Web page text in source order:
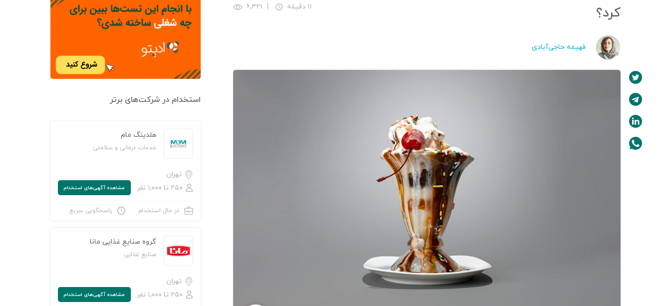
کرد؟
۱۱ دقیقه | ۶,۴۲۱
فهیمه حاجی‌آبادی
استخدام در شرکت‌های برتر
هلدینگ مام
خدمات درمانی و سلامتی
تهران
۲۵۰ تا ۱,۰۰۰ نفر
مشاهده‌ آگهی‌های استخدام
در حال استخدام پاسخگویی سریع
گروه صنایع غذایی مانا
صنایع غذایی
تهران
۲۵۰ تا ۱,۰۰۰ نفر
مشاهده‌ آگهی‌های استخدام